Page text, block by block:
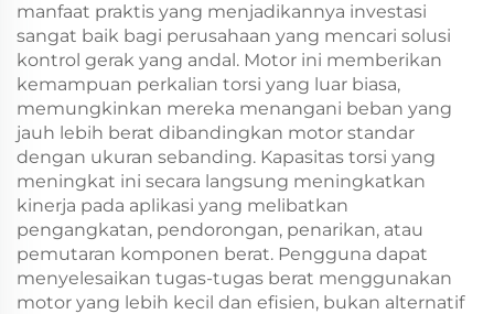
manfaat praktis yang menjadikannya investasi
sangat baik bagi perusahaan yang mencari solusi
kontrol gerak yang andal. Motor ini memberikan
kemampuan perkalian torsi yang luar biasa,
memungkinkan mereka menangani beban yang
jauh lebih berat dibandingkan motor standar
dengan ukuran sebanding. Kapasitas torsi yang
meningkat ini secara langsung meningkatkan
kinerja pada aplikasi yang melibatkan
pengangkatan, pendorongan, penarikan, atau
pemutaran komponen berat. Pengguna dapat
menyelesaikan tugas-tugas berat menggunakan
motor yang lebih kecil dan efisien, bukan alternatif